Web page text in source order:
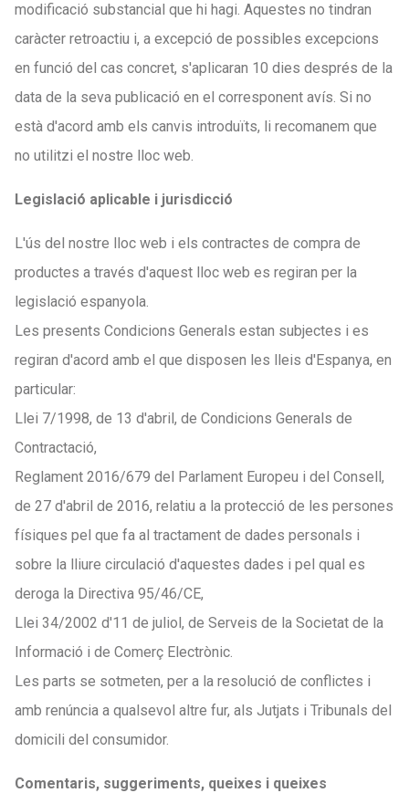
modificació substancial que hi hagi. Aquestes no tindran
caràcter retroactiu i, a excepció de possibles excepcions
en funció del cas concret, s'aplicaran 10 dies després de la
data de la seva publicació en el corresponent avís. Si no
està d'acord amb els canvis introduïts, li recomanem que
no utilitzi el nostre lloc web.
Legislació aplicable i jurisdicció
L'ús del nostre lloc web i els contractes de compra de
productes a través d'aquest lloc web es regiran per la
legislació espanyola.
Les presents Condicions Generals estan subjectes i es
regiran d'acord amb el que disposen les lleis d'Espanya, en
particular:
Llei 7/1998, de 13 d'abril, de Condicions Generals de
Contractació,
Reglament 2016/679 del Parlament Europeu i del Consell,
de 27 d'abril de 2016, relatiu a la protecció de les persones
físiques pel que fa al tractament de dades personals i
sobre la lliure circulació d'aquestes dades i pel qual es
deroga la Directiva 95/46/CE,
Llei 34/2002 d'11 de juliol, de Serveis de la Societat de la
Informació i de Comerç Electrònic.
Les parts se sotmeten, per a la resolució de conflictes i
amb renúncia a qualsevol altre fur, als Jutjats i Tribunals del
domicili del consumidor.
Comentaris, suggeriments, queixes i queixes